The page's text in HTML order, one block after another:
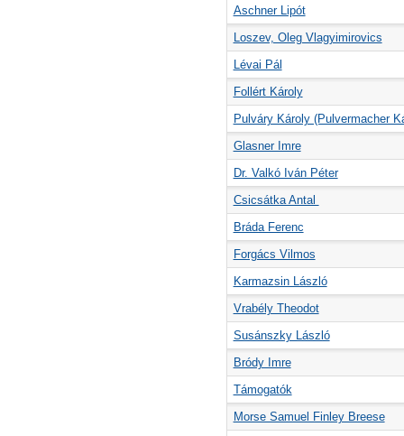
Aschner Lipót
Loszev, Oleg Vlagyimirovics
Lévai Pál
Follért Károly
Pulváry Károly (Pulvermacher
Glasner Imre
Dr. Valkó Iván Péter
Csicsátka Antal
Bráda Ferenc
Forgács Vilmos
Karmazsin László
Vrabély Theodot
Susánszky László
Bródy Imre
Támogatók
Morse Samuel Finley Breese